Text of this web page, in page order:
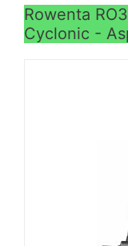
Rowenta
Cyclonic -